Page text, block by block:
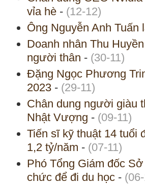
vỉa hè - (12-12)
Ông Nguyễn Anh Tuấn
Doanh nhân Thu
người thân - (30-11)
Đặng Ngọc Phương
2023 - (29-11)
Chân dung người giàu
Nhật Vượng - (09-11)
Tiến sĩ kỹ thuật 14 tuổi
1,2 tỷ/năm - (07-11)
Phó Tổng Giám đốc
chức để đi du học -